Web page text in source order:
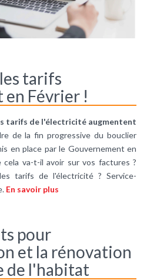
tarifs
Février !
tarifs de l'électricité augmentent
de la fin progressive du bouclier
en place par le Gouvernement en
cela va-t-il avoir sur vos factures ?
tarifs de l'électricité ? Service-
En savoir plus
pour
et la rénovation
de l'habitat